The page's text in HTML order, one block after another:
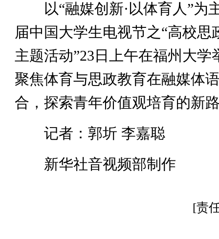
以“融媒创新·以体育人”为
届中国大学生电视节之“高校思
主题活动”23日上午在福州大学
聚焦体育与思政教育在融媒体
合，探索青年价值观培育的新
记者：郭圻 李嘉聪
新华社音视频部制作
[责